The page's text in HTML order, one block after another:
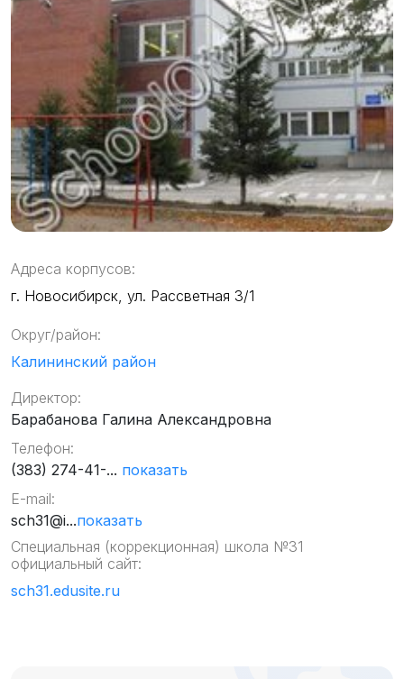
Адреса корпусов:
г. Новосибирск, ул. Рассветная 3/1
Округ/район:
Калининский район
Директор:
Барабанова Галина Александровна
Телефон:
(383) 274-41-... показать
E-mail:
sch31@i...показать
Специальная (коррекционная) школа №31
официальный сайт:
sch31.edusite.ru